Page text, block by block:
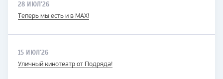
28 ИЮЛ'26
Теперь мы есть и в MAX!
15 ИЮЛ'26
Уличный кинотеатр от Подряда!